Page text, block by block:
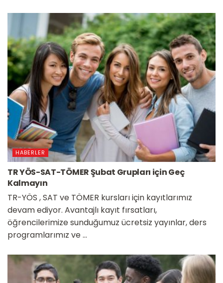
HABERLER
TR YÖS-SAT-TÖMER Şubat Grupları için Geç
Kalmayın
TR-YÖS , SAT ve TÖMER kursları için kayıtlarımız
devam ediyor. Avantajlı kayıt fırsatları,
öğrencilerimize sunduğumuz ücretsiz yayınlar, ders
programlarımız ve ...